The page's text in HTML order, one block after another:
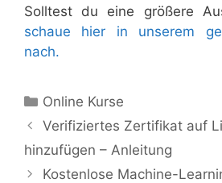
Solltest du eine größere
schaue hier in unserem
nach.
Kategorien
Online Kurse
Verifiziertes Zertifikat auf
hinzufügen – Anleitung
Kostenlose Machine-